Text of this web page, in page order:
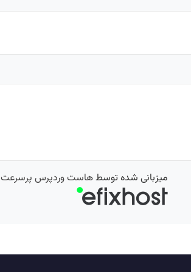
میزبانی شده توسطهاست وردپرس پرسرعت